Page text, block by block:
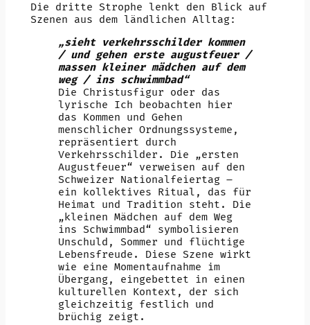
Die dritte Strophe lenkt den Blick auf
Szenen aus dem ländlichen Alltag:
„sieht verkehrsschilder kommen
/ und gehen erste augustfeuer /
massen kleiner mädchen auf dem
weg / ins schwimmbad“
Die Christusfigur oder das
lyrische Ich beobachten hier
das Kommen und Gehen
menschlicher Ordnungssysteme,
repräsentiert durch
Verkehrsschilder. Die „ersten
Augustfeuer“ verweisen auf den
Schweizer Nationalfeiertag –
ein kollektives Ritual, das für
Heimat und Tradition steht. Die
„kleinen Mädchen auf dem Weg
ins Schwimmbad“ symbolisieren
Unschuld, Sommer und flüchtige
Lebensfreude. Diese Szene wirkt
wie eine Momentaufnahme im
Übergang, eingebettet in einen
kulturellen Kontext, der sich
gleichzeitig festlich und
brüchig zeigt.